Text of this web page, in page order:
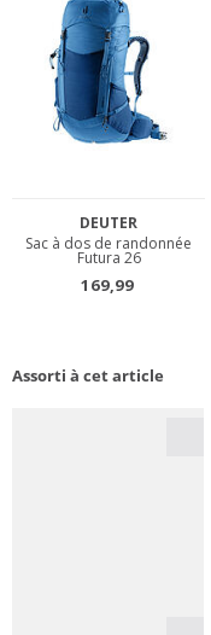
Assorti à cet article